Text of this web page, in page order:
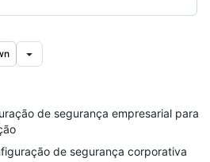
de segurança empresarial para
de segurança corporativa